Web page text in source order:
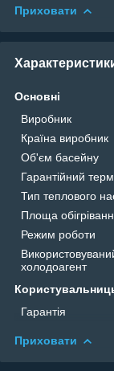
Приховати
Основні
Виробник
Країна виробник
Об'єм басейну
Гарантійний
Тип теплового
Площа
Режим роботи
холодоагент
Гарантія
Приховати